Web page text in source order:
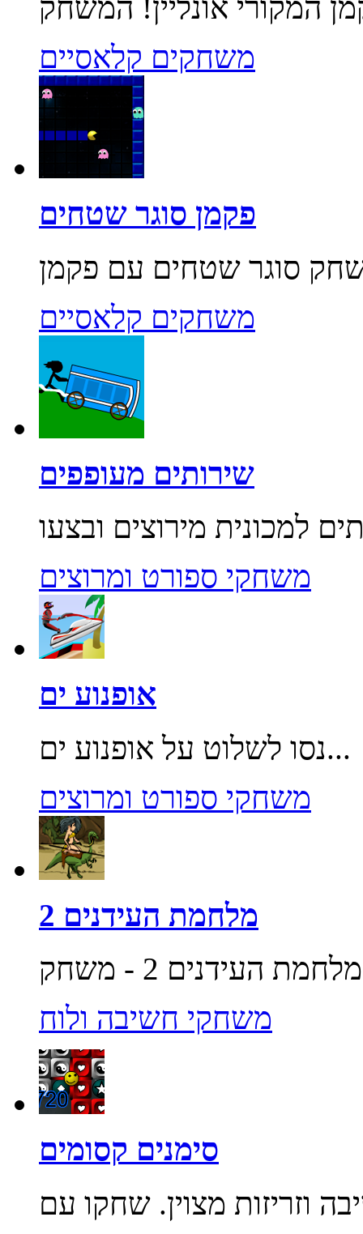
משחקים קלאסיים
פקמן סוגר שטחים
משחקים קלאסיים
שירותים מעופפים
משחקי ספורט ומרוצים
אופנוע ים
נסו לשלוט על אופנוע ים...
משחקי ספורט ומרוצים
מלחמת העידנים 2
משחקי חשיבה ולוח
סימנים קסומים